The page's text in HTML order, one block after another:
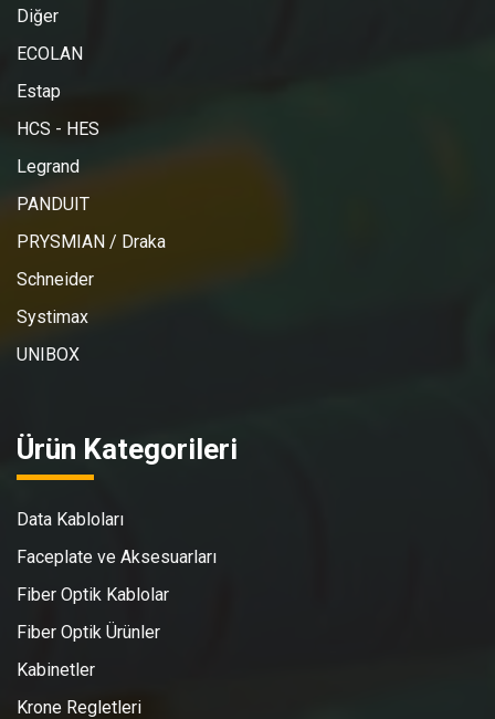
Diğer
ECOLAN
Estap
HCS - HES
Legrand
PANDUIT
PRYSMIAN / Draka
Schneider
Systimax
UNIBOX
Ürün Kategorileri
Data Kabloları
Faceplate ve Aksesuarları
Fiber Optik Kablolar
Fiber Optik Ürünler
Kabinetler
Krone Regletleri